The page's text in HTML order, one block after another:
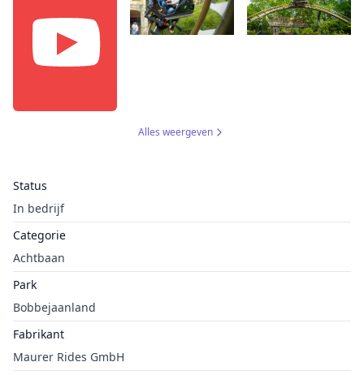
Status
In bedrijf
Categorie
Achtbaan
Park
Bobbejaanland
Fabrikant
Maurer Rides GmbH
Alles weergeven